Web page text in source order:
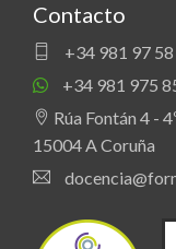
Contacto
+34 981 97
+34 981 975
Rúa Fontán 4 -
15004 A Coruña